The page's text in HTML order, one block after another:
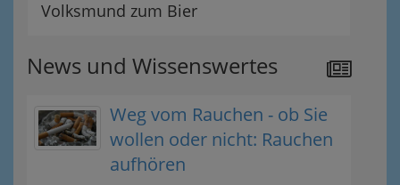
Volksmund zum Bier
News und Wissenswertes
Weg vom Rauchen - ob Sie
wollen oder nicht: Rauchen
aufhören